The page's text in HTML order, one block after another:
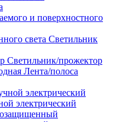
и поверхностного
Светильник
Светильник/прожектор
Лента/полоса
электрический